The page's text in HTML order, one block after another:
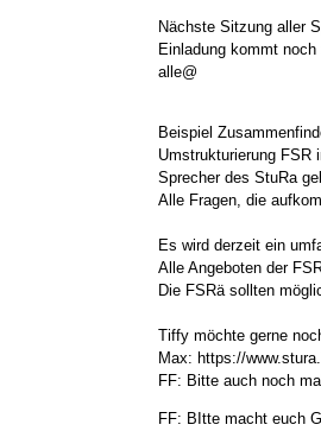
Nächste Sitzung aller
Einladung kommt noch
alle@
Beispiel
Umstrukturierung FSR
Sprecher des StuRa
Alle Fragen, die
Es wird derzeit ein
Alle Angeboten der
Die FSRä sollten
Tiffy möchte gerne
Max: https://
FF: Bitte auch noch
FF: BItte macht euch